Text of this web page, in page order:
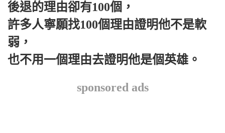
後退的理由卻有100個，
許多人寧願找100個理由證明他不是軟
弱，
也不用一個理由去證明他是個英雄。
sponsored ads